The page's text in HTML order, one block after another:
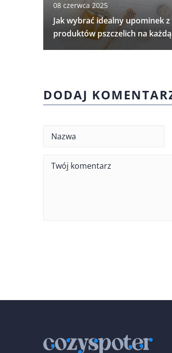
08 czerwca 2025
Jak wybrać idealny upominek
produktów pszczelich na
DODAJ